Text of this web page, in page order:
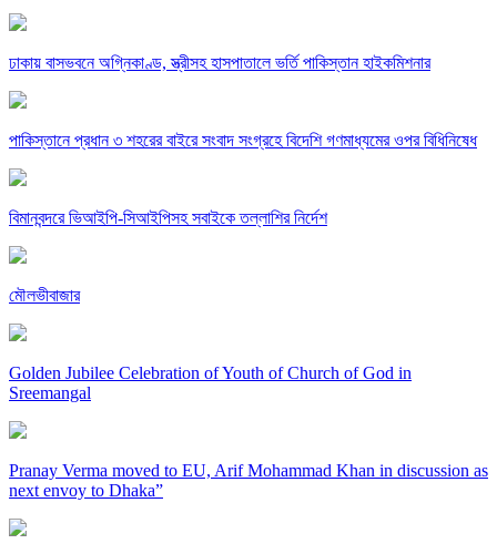
ঢাকায় বাসভবনে অগ্নিকাণ্ড, স্ত্রীসহ হাসপাতালে ভর্তি পাকিস্তান হাইকমিশনার
পাকিস্তানে প্রধান ৩ শহরের বাইরে সংবাদ সংগ্রহে বিদেশি গণমাধ্যমের ওপর বিধিনিষেধ
বিমানবন্দরে ভিআইপি-সিআইপিসহ সবাইকে তল্লাশির নির্দেশ
মৌলভীবাজার
Golden Jubilee Celebration of Youth of Church of God in
Sreemangal
Pranay Verma moved to EU, Arif Mohammad Khan in discussion as
next envoy to Dhaka”